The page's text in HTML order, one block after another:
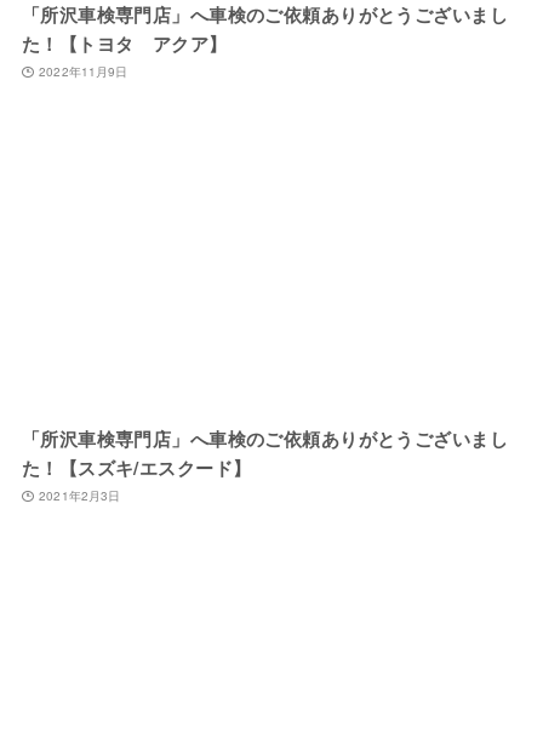
「所沢車検専門店」へ車検のご依頼ありがとうございまし
た！【トヨタ アクア】
2022年11月9日
「所沢車検専門店」へ車検のご依頼ありがとうございまし
た！【スズキ/エスクード】
2021年2月3日